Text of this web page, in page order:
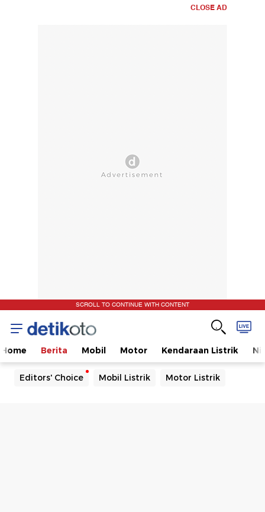
CLOSE AD
SCROLL TO CONTINUE WITH CONTENT
Home Berita Mobil Motor Kendaraan Listrik
Editors' Choice Mobil Listrik Motor Listrik